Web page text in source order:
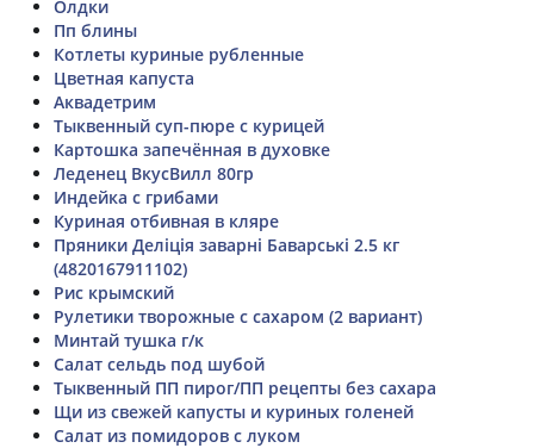
Олдки
Пп блины
Котлеты куриные рубленные
Цветная капуста
Аквадетрим
Тыквенный суп-пюре с курицей
Картошка запечённая в духовке
Леденец ВкусВилл 80гр
Индейка с грибами
Куриная отбивная в кляре
Пряники Деліція заварні Баварські 2.5 кг
(4820167911102)
Рис крымский
Рулетики творожные с сахаром (2 вариант)
Минтай тушка г/к
Салат сельдь под шубой
Тыквенный ПП пирог/ПП рецепты без сахара
Щи из свежей капусты и куриных голеней
Салат из помидоров с луком